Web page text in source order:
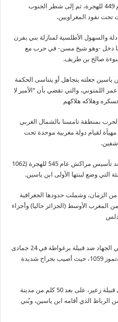
لإخضاع بقايا القبائل المصمودية عام 449 للهجرة، ثم إلى شطر الجنوب
تحت نفود المغراويين.
والسهول الأطلسية لمنازلة بني يفرن
دخل -وهو شيخ مسن- في حرب مع
صالح بن طريف.
ياسين جعلته يتجاهل أو يتناسى الحكمة
اللمتوني، والتي تقضي بأن “الأمير لا
وهلاكه هلاكهم
بمنطقة تامسنا بالشمال الغربي
لقيام دولة مغربية موحدة تحت
واكتملت معالم وحدة بلاد المغرب بعد تأسيس مراكش عام 545 للهجرة (1062
التي وضع لبنتها الأولى ابن ياسين.
الزمان، وشملت حدودها الجغرافية
المغرب الأوسط (الجزائر حاليا) وأجزاء
استشهد مؤسس دولة المرابطين في الجهاد ضد قبيلة برغواطة في 24 جمادى
الأولى 451 للهجرة، الموافق7 يوليو/تموز 1059، حيث أصيب بجراح شديدة
كان مدفنه في ربوة ببلدة كريفلة في قبيلة زعير، على بعد 50 كلم من مدينة
الرباط الذي أقامه ابن ياسين، وبُني